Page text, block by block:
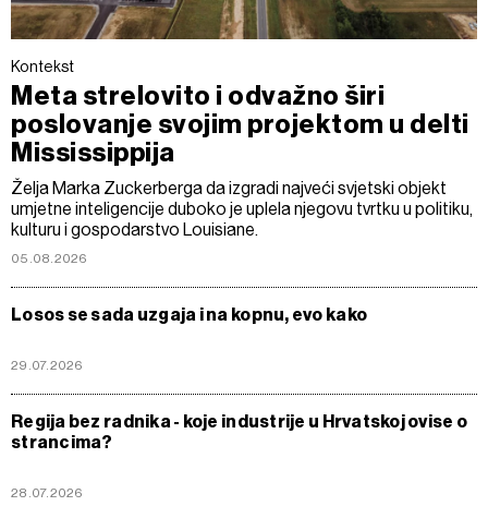
Kontekst
Meta strelovito i odvažno širi
poslovanje svojim projektom u delti
Mississippija
Želja Marka Zuckerberga da izgradi najveći svjetski objekt
umjetne inteligencije duboko je uplela njegovu tvrtku u politiku,
kulturu i gospodarstvo Louisiane.
05.08.2026
Losos se sada uzgaja i na kopnu, evo kako
29.07.2026
Regija bez radnika - koje industrije u Hrvatskoj ovise o
strancima?
28.07.2026